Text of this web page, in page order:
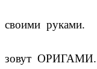
своими руками.
И мир
зовут